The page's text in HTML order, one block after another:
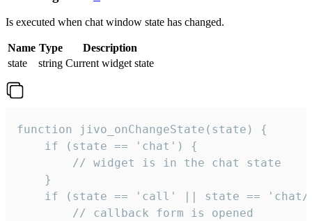
Is executed when chat window state has changed.
Name Type
Description
state
string Current widget state
function jivo_onChangeState(state) {
    if (state == 'chat') {
        // widget is in the chat state
    }
if (state == 'call' || state ==
        // callback form is opened